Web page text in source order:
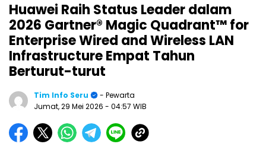
Huawei Raih Status Leader dalam
2026 Gartner® Magic Quadrant™ for
Enterprise Wired and Wireless LAN
Infrastructure Empat Tahun
Berturut-turut
Tim Info Seru
- Pewarta
Jumat, 29 Mei 2026 - 04:57 WIB